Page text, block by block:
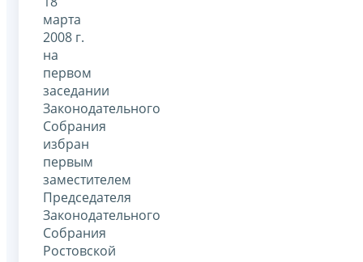
марта
2008 г.
на
первом
заседании
Законодательного
Собрания
избран
первым
заместителем
Председателя
Законодательного
Собрания
Ростовской